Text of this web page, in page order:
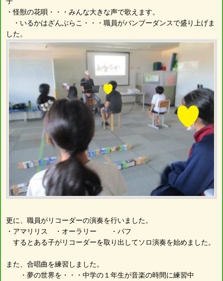
・怪獣の花唄・・・みんな大きな声で歌えます。
・いるかはざんぶらこ・・・職員がバンブーダンスで盛り上げま
した。
更に、職員がリコーダーの演奏を行いました。
・アマリリス ・オーラリー ・パフ
するとある子がリコーダーを取り出してソロ演奏を始めました。
また、合唱曲を練習しました。
・夢の世界を・・・中学の１年生が音楽の時間に練習中